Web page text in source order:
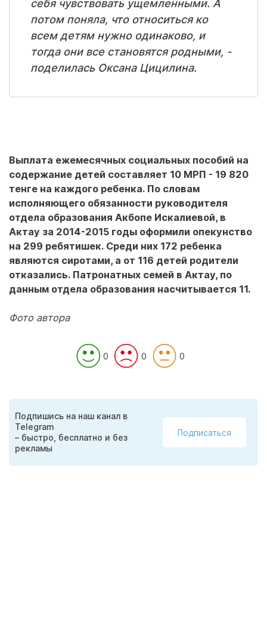
себя чувствовать ущемленными. А
потом поняла, что относиться ко
всем детям нужно одинаково, и
тогда они все становятся родными, -
поделилась Оксана Цицилина.
Выплата ежемесячных социальных пособий на
содержание детей составляет 10 МРП - 19 820
тенге на каждого ребенка. По словам
исполняющего обязанности руководителя
отдела образования Акбопе Искалиевой, в
Актау за 2014-2015 годы оформили опекунство
на 299 ребятишек. Среди них 172 ребенка
являются сиротами, а от 116 детей родители
отказались. Патронатных семей в Актау, по
данным отдела образования насчитывается 11.
Фото автора
0 0 0
Подпишись на наш канал в
Telegram
– быстро, бесплатно и без
рекламы
Подписаться